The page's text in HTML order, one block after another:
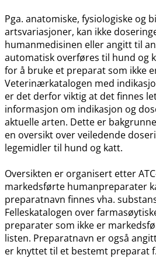
Pga. anatomiske, fysiologiske og
artsvariasjoner, kan ikke
humanmedisinen eller angitt til
automatisk overføres til hund og
for å bruke et preparat som ikke
Veterinærkatalogen med
er det derfor viktig at det finnes
informasjon om indikasjon og
aktuelle arten. Dette er
en oversikt over veiledende
legemidler til hund og katt.
Oversikten er organisert etter
markedsførte humanpreparater
preparatnavn finnes vha.
Felleskatalogen over
preparater som ikke er
listen. Preparatnavn er også
er knyttet til et bestemt preparat